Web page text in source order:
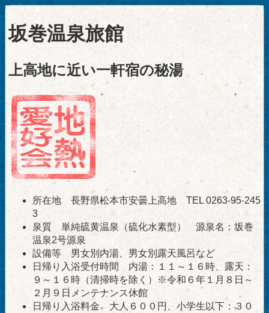
坂巻温泉旅館
上高地に近い一軒宿の秘湯
所在地 長野県松本市安曇上高地 TEL 0263-95-245
3
泉質 単純硫黄温泉（硫化水素型） 源泉名：坂巻
温泉2号源泉
設備等 男女別内湯、男女別露天風呂など
日帰り入浴受付時間 内湯：１１～１６時、露天：
９～１６時（清掃時を除く）※令和６年１月８日～
２月９日メンテナンス休館
日帰り入浴料金 大人６００円、小学生以下：３０